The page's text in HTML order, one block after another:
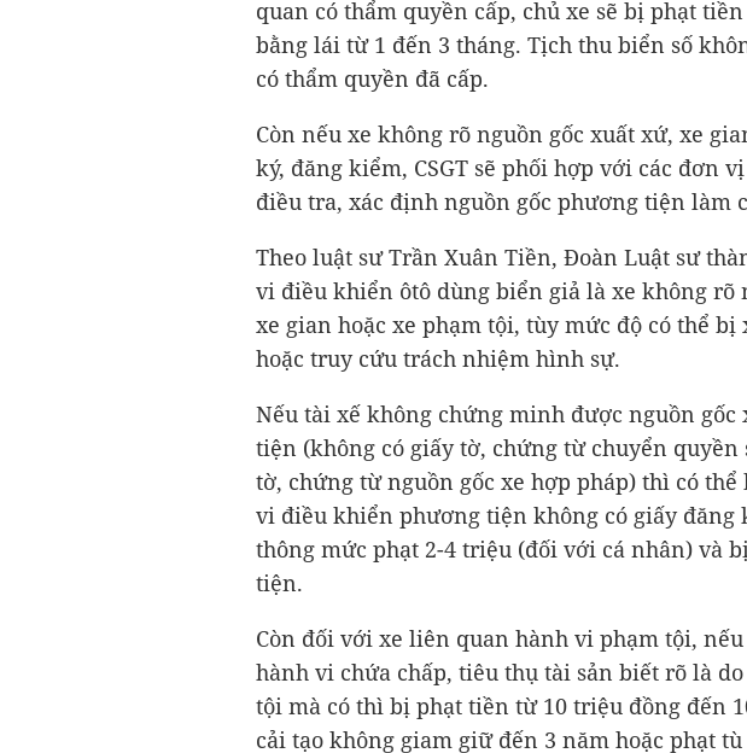
quan có thẩm quyền cấp, chủ xe sẽ bị phạt
bằng lái từ 1 đến 3 tháng. Tịch thu biển số
có thẩm quyền đã cấp.
Còn nếu xe không rõ nguồn gốc xuất xứ, xe
ký, đăng kiểm, CSGT sẽ phối hợp với các đơn
điều tra, xác định nguồn gốc phương tiện làm
Theo luật sư Trần Xuân Tiền, Đoàn Luật sư
vi điều khiển ôtô dùng biển giả là xe không rõ
xe gian hoặc xe phạm tội, tùy mức độ có thể
hoặc truy cứu trách nhiệm hình sự.
Nếu tài xế không chứng minh được nguồn gốc
tiện (không có giấy tờ, chứng từ chuyển quyền
tờ, chứng từ nguồn gốc xe hợp pháp) thì có
vi điều khiển phương tiện không có giấy đăng
thông mức phạt 2-4 triệu (đối với cá nhân) và
tiện.
Còn đối với xe liên quan hành vi phạm tội,
hành vi chứa chấp, tiêu thụ tài sản biết rõ là
tội mà có thì bị phạt tiền từ 10 triệu đồng đến
cải tạo không giam giữ đến 3 năm hoặc phạt